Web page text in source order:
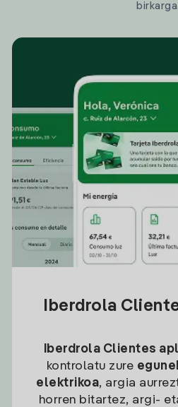
birkarga.
Iberdrola
Iberdrola Clientes
kontrolatu zure
elektrikoa, argia
horren bitartez, argi-